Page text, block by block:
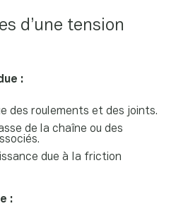
d’une tension
:
des roulements et des joints.
de la chaîne ou des
due à la friction
: